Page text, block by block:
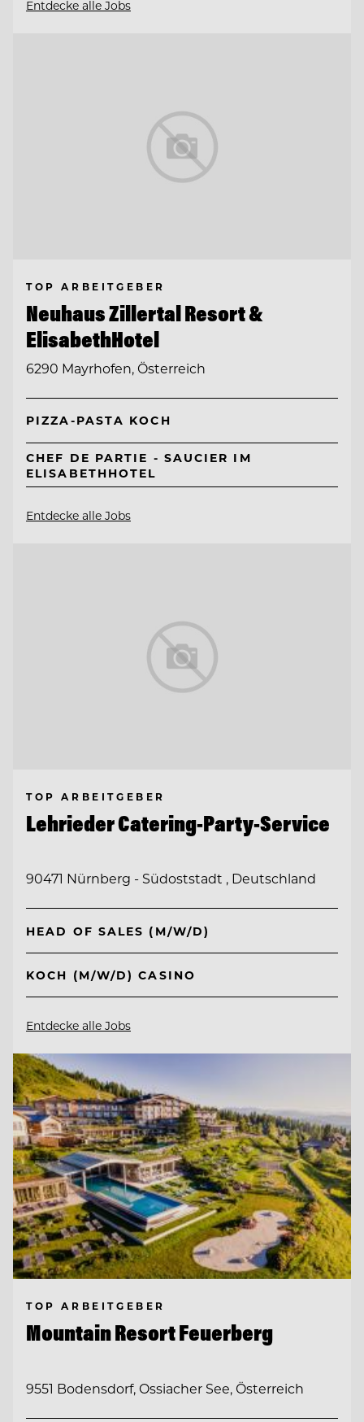
Entdecke alle Jobs
TOP ARBEITGEBER
Neuhaus Zillertal Resort &
ElisabethHotel
6290 Mayrhofen, Österreich
PIZZA-PASTA KOCH
CHEF DE PARTIE - SAUCIER IM
ELISABETHHOTEL
Entdecke alle Jobs
TOP ARBEITGEBER
Lehrieder Catering-Party-Service
90471 Nürnberg - Südoststadt , Deutschland
HEAD OF SALES (M/W/D)
KOCH (M/W/D) CASINO
Entdecke alle Jobs
TOP ARBEITGEBER
Mountain Resort Feuerberg
9551 Bodensdorf, Ossiacher See, Österreich